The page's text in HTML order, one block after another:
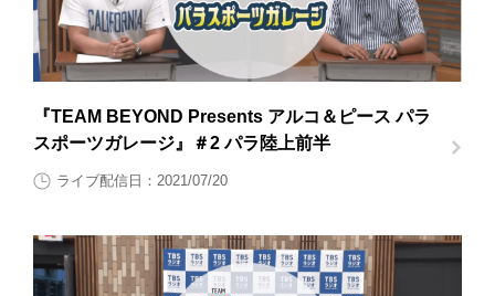
『TEAM BEYOND Presents アルコ＆ピース パラ
スポーツガレージ』＃2 パラ陸上前半
ライブ配信日：2021/07/20